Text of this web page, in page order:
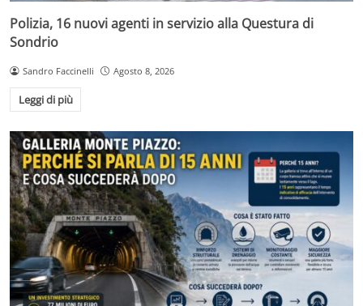
Polizia, 16 nuovi agenti in servizio alla Questura di
Sondrio
Sandro Faccinelli Agosto 8, 2026
Leggi di più